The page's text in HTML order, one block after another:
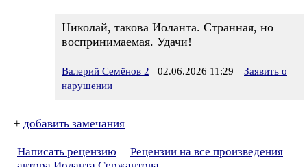
Николай, такова Иоланта. Странная, но
воспринимаемая. Удачи!
Валерий Семёнов 2 02.06.2026 11:29
Заявить о
нарушении
+ добавить замечания
Написать рецензию
Рецензии на все произведения